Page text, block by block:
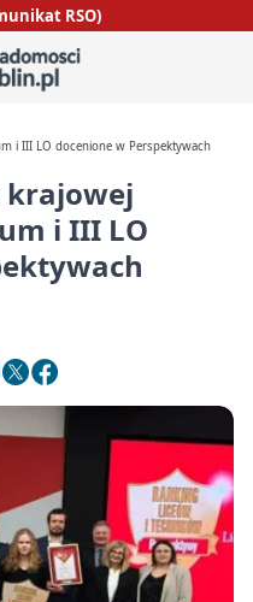
RSO)
i III LO docenione w Perspektywach
krajowej
i III LO